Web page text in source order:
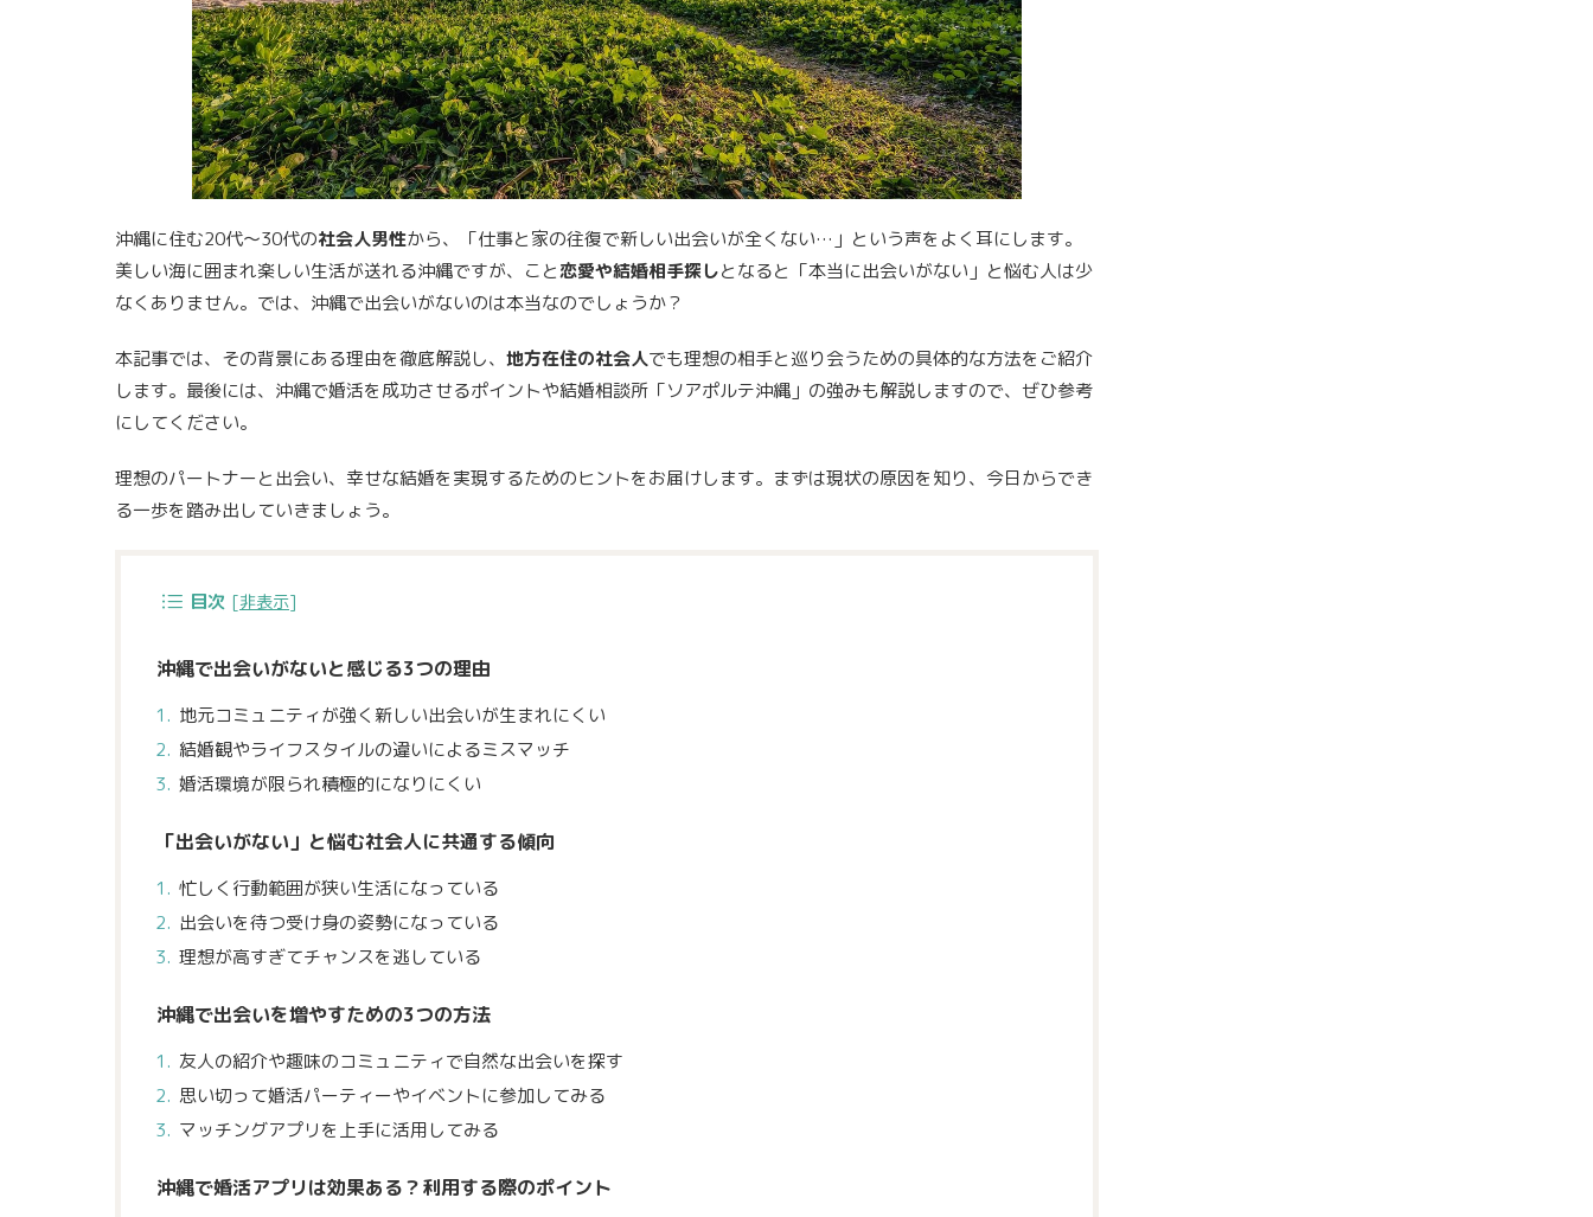
沖縄に住む20代〜30代の社会人男性から、「仕事と家の往復で新しい出会いが全くない…」という声をよく耳にします。
美しい海に囲まれ楽しい生活が送れる沖縄ですが、こと恋愛や結婚相手探しとなると「本当に出会いがない」と悩む人は少
なくありません。では、沖縄で出会いがないのは本当なのでしょうか？
本記事では、その背景にある理由を徹底解説し、 地方在住の社会人でも理想の相手と巡り会うための具体的な方法をご紹介
します。最後には、沖縄で婚活を成功させるポイントや結婚相談所「ソアポルテ沖縄」の強みも解説しますので、ぜひ参考
にしてください。
理想のパートナーと出会い、幸せな結婚を実現するためのヒントをお届けします。まずは現状の原因を知り、今日からでき
る一歩を踏み出していきましょう。
目次 [非表示]
沖縄で出会いがないと感じる3つの理由
地元コミュニティが強く新しい出会いが生まれにくい
結婚観やライフスタイルの違いによるミスマッチ
婚活環境が限られ積極的になりにくい
「出会いがない」と悩む社会人に共通する傾向
忙しく行動範囲が狭い生活になっている
出会いを待つ受け身の姿勢になっている
理想が高すぎてチャンスを逃している
沖縄で出会いを増やすための3つの方法
友人の紹介や趣味のコミュニティで自然な出会いを探す
思い切って婚活パーティーやイベントに参加してみる
マッチングアプリを上手に活用してみる
沖縄で婚活アプリは効果ある？利用する際のポイント